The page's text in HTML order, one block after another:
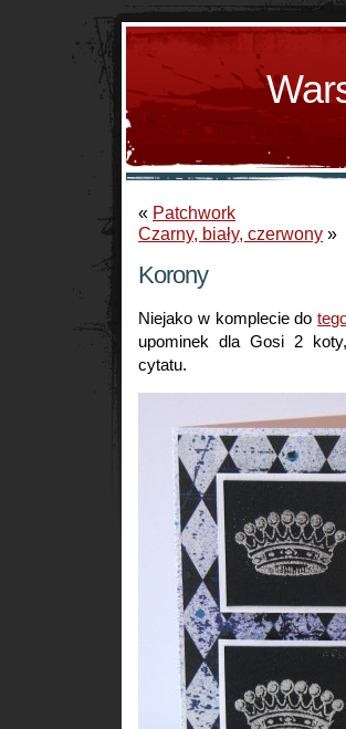
« Patchwork
Czarny, biały, czerwony »
Korony
Niejako w komplecie do
upominek dla Gosi 2 koty,
cytatu.